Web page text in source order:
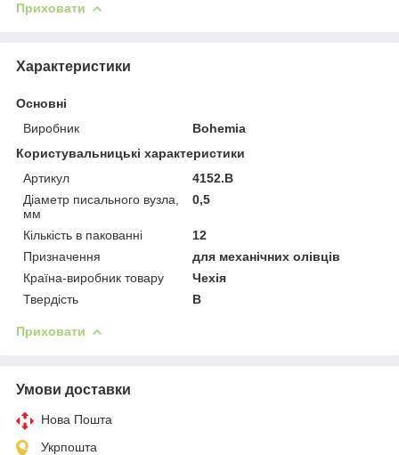
Приховати
Характеристики
Основні
Виробник
Bohemia
Користувальницькі характеристики
Артикул
4152.B
Діаметр писального вузла,
мм
0,5
Кількість в пакованні
12
Призначення
для механічних олівців
Країна-виробник товару
Чехія
Твердість
B
Приховати
Умови доставки
Нова Пошта
Укрпошта